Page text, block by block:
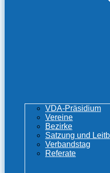
VDA-Präsidium
Vereine
Bezirke
Satzung und
Verbandstag
Referate